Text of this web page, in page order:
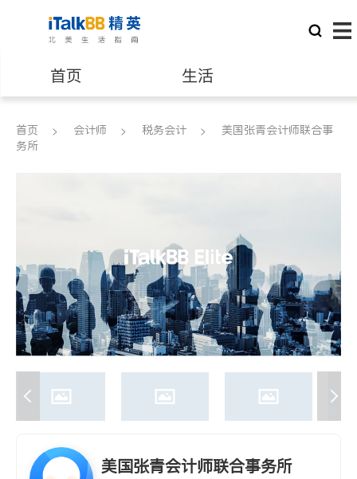
首页 生活
医生 律师
养老 非盈利组织
首页 会计师 税务会计
美国张青会计师联合事
务所
美国张青会计师联合事务所